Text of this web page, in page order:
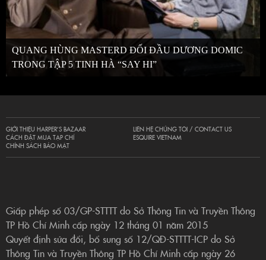
QUANG HÙNG MASTERD ĐỐI ĐẦU DƯƠNG DOMIC
TRONG TẬP 5 TINH HÀ “SAY HI”
GIỚI THIỆU HARPER’S BAZAAR
CÁCH ĐẶT MUA TẠP CHÍ
CHÍNH SÁCH BẢO MẬT
LIÊN HỆ CHÚNG TÔI / CONTACT US
ESQUIRE VIETNAM
Giấp phép số 03/GP-STTTT do Sở Thông Tin và Truyền Thông
TP Hồ Chí Minh cấp ngày 12 tháng 01 năm 2015
Quyết định sửa đổi, bổ sung số 12/QĐ-STTTT-ICP do Sở
Thông Tin và Truyền Thông TP Hồ Chí Minh cấp ngày 26